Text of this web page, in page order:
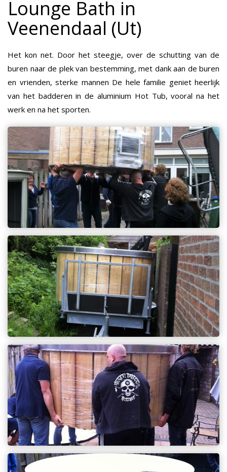
Lounge Bath in
Veenendaal (Ut)
Het kon net. Door het steegje, over de schutting van de
buren naar de plek van bestemming, met dank aan de buren
en vrienden, sterke mannen De hele familie geniet heerlijk
van het badderen in de aluminium Hot Tub, vooral na het
werk en na het sporten.